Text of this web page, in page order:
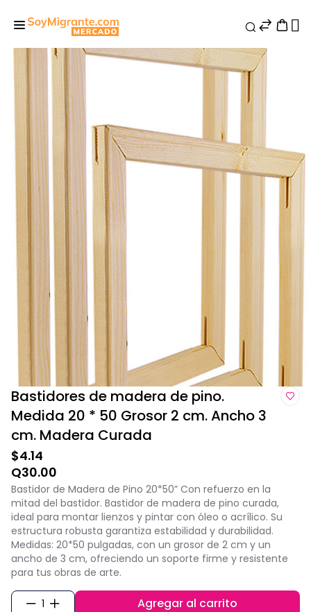
Bastidores de madera de pino.
Medida 20 * 50 Grosor 2 cm. Ancho 3
cm. Madera Curada
$4.14
Q30.00
Bastidor de Madera de Pino 20*50” Con refuerzo en la
mitad del bastidor. Bastidor de madera de pino curada,
ideal para montar lienzos y pintar con óleo o acrílico. Su
estructura robusta garantiza estabilidad y durabilidad.
Medidas: 20*50 pulgadas, con un grosor de 2 cm y un
ancho de 3 cm, ofreciendo un soporte firme y resistente
para tus obras de arte.
1 Agregar al carrito